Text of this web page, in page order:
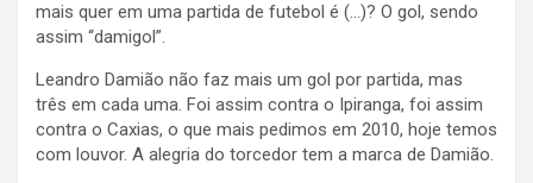
mais quer em uma partida de futebol é (…)? O gol, sendo
assim “damigol”.
Leandro Damião não faz mais um gol por partida, mas
três em cada uma. Foi assim contra o Ipiranga, foi assim
contra o Caxias, o que mais pedimos em 2010, hoje temos
com louvor. A alegria do torcedor tem a marca de Damião.